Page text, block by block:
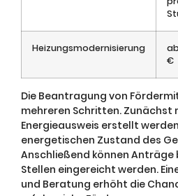
Heizungsmodernisierung
€
Die Beantragung von
mehreren Schritten. Zunächst
Energieausweis erstellt
energetischen Zustand des
Anschließend können Anträge
Stellen eingereicht werden.
und Beratung erhöht die